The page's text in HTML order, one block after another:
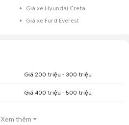
Giá xe Hyundai Creta
Giá xe Ford Everest
Giá 200 triệu - 300 triệu
Giá 400 triệu - 500 triệu
Xem thêm